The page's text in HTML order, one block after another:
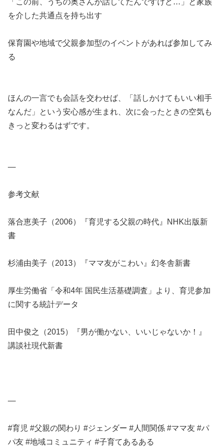
「この前、うちの奥さんが話してたんですけど…」と家族
を介した共通点を持ち出す
保育園や地域で父親参加型のイベントがあれば参加してみ
る
ほんの一言でも会話を交わせば、「話しかけてもいい相手
なんだ」という安心感が生まれ、次に会ったときの空気も
きっと変わるはずです。
—
参考文献
落合恵美子（2006）『育児する父親の時代』NHK出版新
書
杉浦由美子（2013）『ママ友がこわい』幻冬舎新書
厚生労働省「令和4年 国民生活基礎調査」より、育児参加
に関する統計データ
田中俊之（2015）『男が働かない、いいじゃないか！』
講談社現代新書
—
#育児 #父親の関わり #ジェンダー #人間関係 #ママ友 #パ
パ友 #地域コミュニティ #子育てあるある